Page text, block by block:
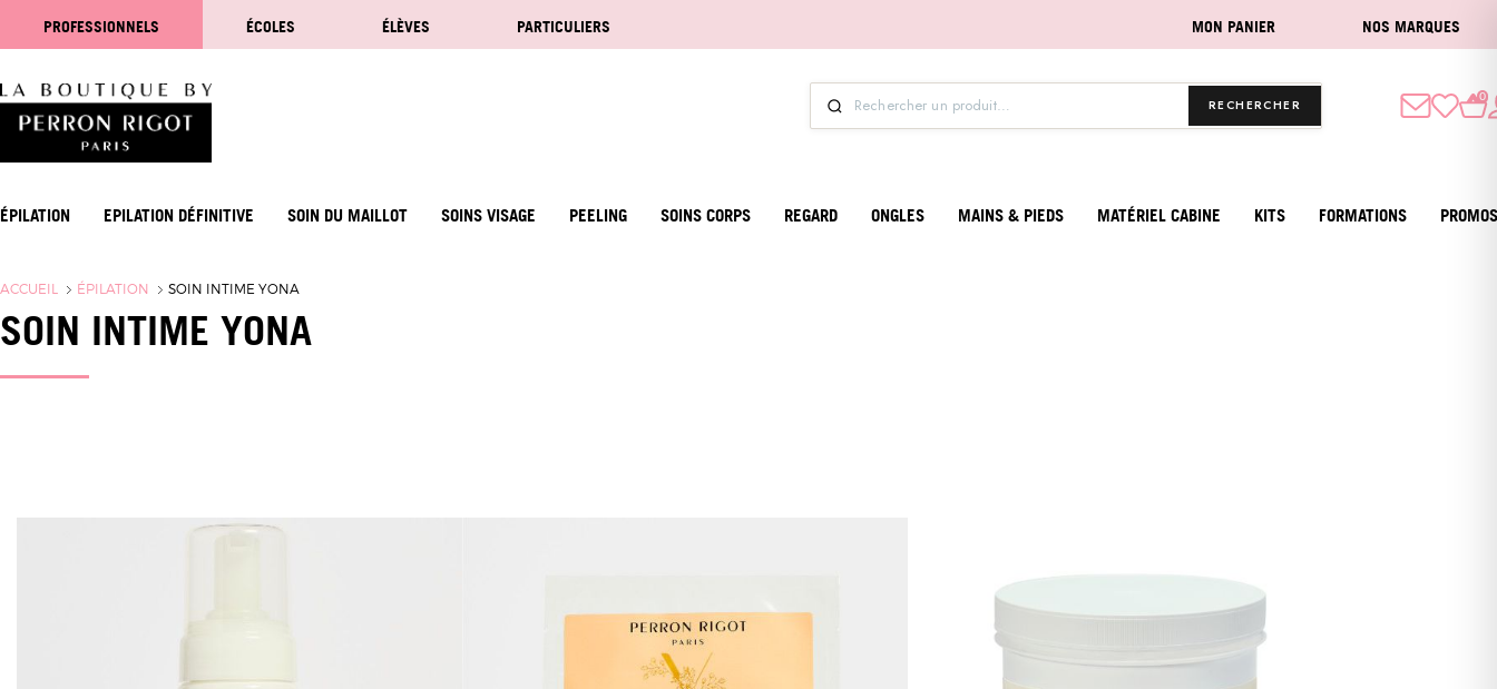
PROFESSIONNELS ÉCOLES ÉLÈVES PARTICULIERS MON PANIER NOS MARQUES
RECHERCHER
0
ÉPILATION EPILATION DÉFINITIVE SOIN DU MAILLOT SOINS VISAGE PEELING SOINS CORPS REGARD ONGLES MAINS & PIEDS MATÉRIEL CABINE KITS FORMATIONS PROMOS
ACCUEIL ÉPILATION SOIN INTIME YONA
SOIN INTIME YONA